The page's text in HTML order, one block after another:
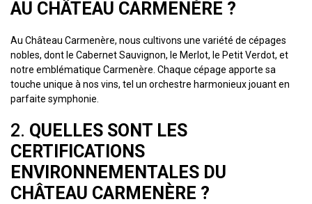
AU CHÂTEAU CARMENÈRE ?
Au Château Carmenère, nous cultivons une variété de cépages
nobles, dont le Cabernet Sauvignon, le Merlot, le Petit Verdot, et
notre emblématique Carmenère. Chaque cépage apporte sa
touche unique à nos vins, tel un orchestre harmonieux jouant en
parfaite symphonie.
2. QUELLES SONT LES
CERTIFICATIONS
ENVIRONNEMENTALES DU
CHÂTEAU CARMENÈRE ?